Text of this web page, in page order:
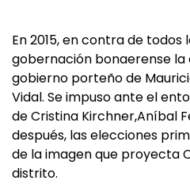
En 2015, en contra de
gobernación bonaerense
gobierno porteño de
Vidal. Se impuso ante el
de Cristina Kirchner,Aníbal
después, las elecciones
de la imagen que proyecta
distrito.